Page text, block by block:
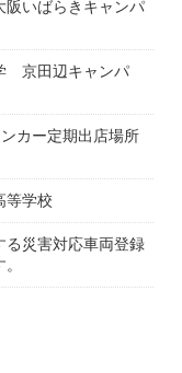
いばらきキャンパ
京田辺キャンパ
カー定期出店場所
等学校
る災害対応車両登録